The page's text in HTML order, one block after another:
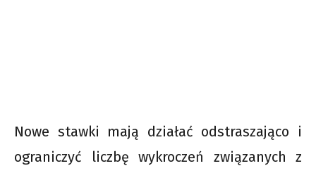
Nowe stawki mają działać odstraszająco i
ograniczyć liczbę wykroczeń związanych z